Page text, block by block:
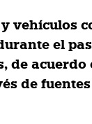
vehículos
el
de acuerdo
de